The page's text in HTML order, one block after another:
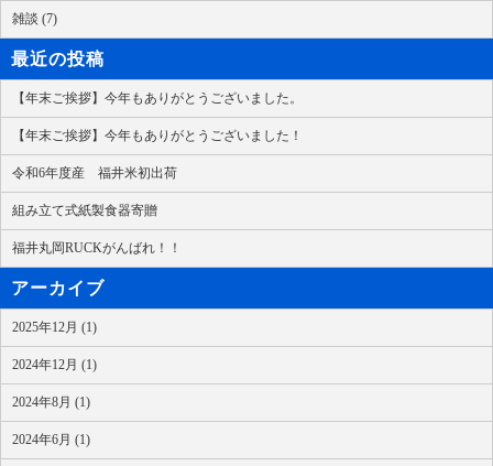
雑談 (7)
最近の投稿
【年末ご挨拶】今年もありがとうございました。
【年末ご挨拶】今年もありがとうございました！
令和6年度産 福井米初出荷
組み立て式紙製食器寄贈
福井丸岡RUCKがんばれ！！
アーカイブ
2025年12月 (1)
2024年12月 (1)
2024年8月 (1)
2024年6月 (1)